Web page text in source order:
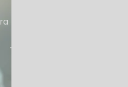
terceira idade